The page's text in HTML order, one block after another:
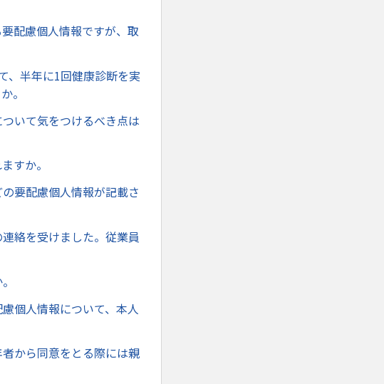
配慮個人情報ですが、取
、半年に1回健康診断を実
。
いて気をつけるべき点は
すか。
要配慮個人情報が記載さ
絡を受けました。従業員
個人情報について、本人
から同意をとる際には親